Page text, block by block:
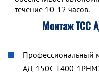
течение 10-12 часов.
Монтаж ТСС
Профессиональный
АД-150С-Т400-